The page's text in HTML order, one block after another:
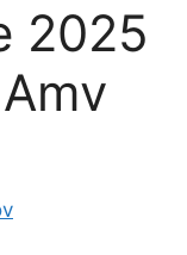
2025